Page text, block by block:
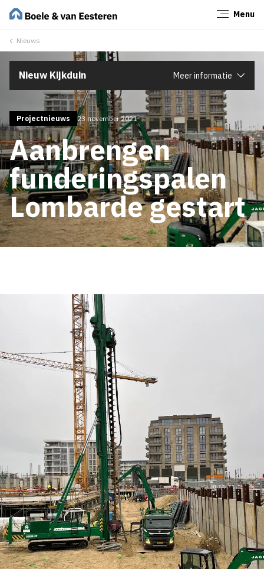
Menu
Nieuws
Nieuw Kijkduin Meer informatie
Projectnieuws 23 november 2021
Aanbrengen
funderingspalen
Lombarde gestart
Sluiten